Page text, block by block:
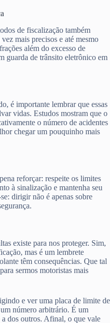
de fiscalização também
mais precisos e até mesmo
além do excesso de
guarda de trânsito eletrônico em
é importante lembrar que essas
vidas. Estudos mostram que o
o número de acidentes
chegar um pouquinho mais
reforçar: respeite os limites
à sinalização e mantenha seu
dirigir não é apenas sobre
existe para nos proteger. Sim,
mas é um lembrete
têm consequências. Que tal
sermos motoristas mais
e ver uma placa de limite de
número arbitrário. É um
a dos outros. Afinal, o que vale